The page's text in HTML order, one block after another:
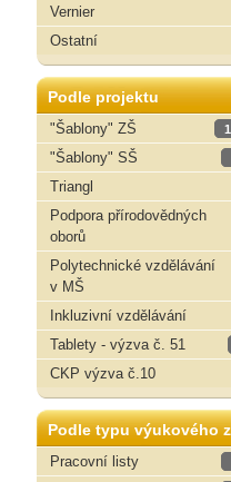
Vernier
Ostatní
Podle projektu
"Šablony" ZŠ
"Šablony" SŠ
Triangl
Podpora přírodovědných
oborů
Polytechnické vzdělávání
v MŠ
Inkluzivní vzdělávání
Tablety - výzva č. 51
CKP výzva č.10
Podle typu výukového
Pracovní listy